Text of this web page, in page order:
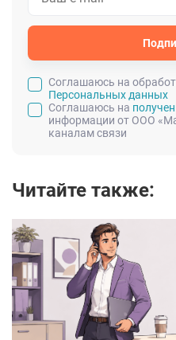
Cоглашаюсь на
Персональных данных
Соглашаюсь на
информации от ООО
каналам связи
Читайте также: